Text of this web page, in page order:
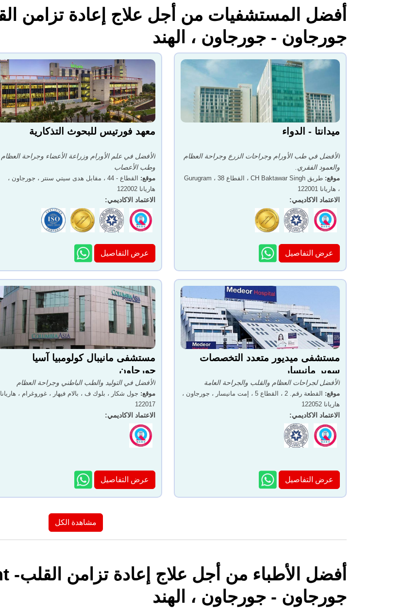
جورجاون - جورجاون ، الهند
ميدانتا - الدواء
الأفضل في طب الأورام وجراحات الزرع وجراحة العظام
والعمود الفقري.
موقع:
طريق CH Baktawar Singh ، القطاع 38 ، Gurugram
، هاريانا 122001
الاعتماد الاكاديمي:
عرض التفاصيل
معهد فورتيس للبحوث التذكارية
الأفضل في علم الأورام وزراعة الأعضاء وجراحة العظام
وطب الأعصاب
موقع:
القطاع - 44 ، مقابل هدى سيتي سنتر ، جورجاون ،
هاريانا 122002
الاعتماد الاكاديمي:
عرض التفاصيل
مستشفى ميديور متعدد التخصصات
سوبر مانيسار
الأفضل لجراحات العظام والقلب والجراحة العامة
موقع:
القطعة رقم. 2 ، القطاع 5 ، إمت مانيسار ، جورجاون ،
هاريانا 122052
الاعتماد الاكاديمي:
عرض التفاصيل
مستشفى مانيبال كولومبيا آسيا
جورجاون
الأفضل في التوليد والطب الباطني وجراحة العظام
موقع: جول شكار ، بلوك ف ، بالام فيهار ، غوروغرام ، هاريانا
122017
الاعتماد الاكاديمي:
عرض التفاصيل
مشاهدة الكل
جورجاون - جورجاون ، الهند